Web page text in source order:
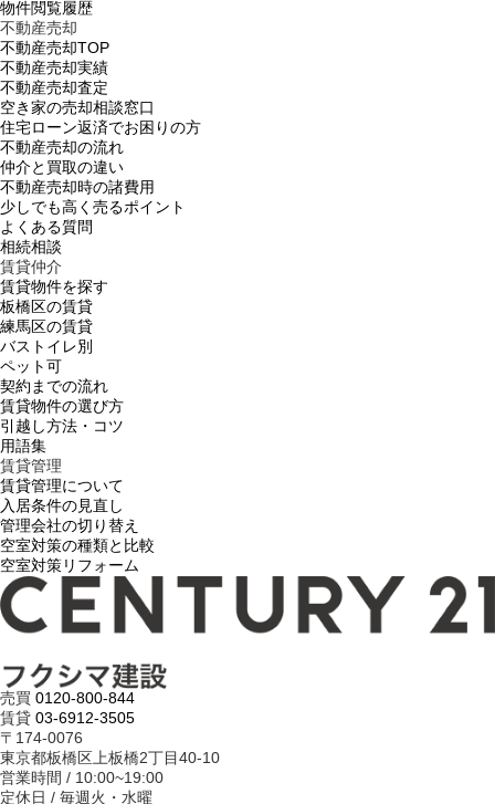
物件閲覧履歴
不動産売却
不動産売却TOP
不動産売却実績
不動産売却査定
空き家の売却相談窓口
住宅ローン返済でお困りの方
不動産売却の流れ
仲介と買取の違い
不動産売却時の諸費用
少しでも高く売るポイント
よくある質問
相続相談
賃貸仲介
賃貸物件を探す
板橋区の賃貸
練馬区の賃貸
バストイレ別
ペット可
契約までの流れ
賃貸物件の選び方
引越し方法・コツ
用語集
賃貸管理
賃貸管理について
入居条件の見直し
管理会社の切り替え
空室対策の種類と比較
空室対策リフォーム
売買 0120-800-844
賃貸 03-6912-3505
〒174-0076
東京都板橋区上板橋2丁目40-10
営業時間 / 10:00~19:00
定休日 / 毎週火・水曜